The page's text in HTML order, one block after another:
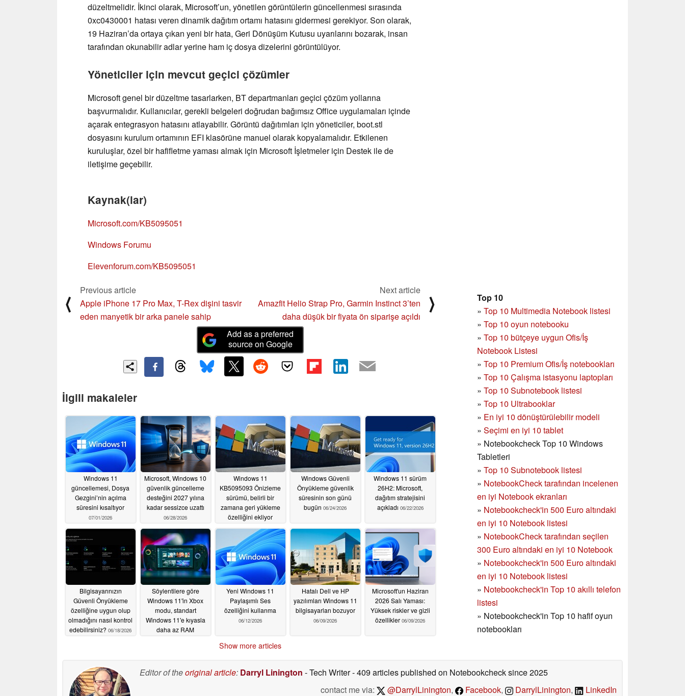
düzeltmelidir. İkinci olarak, Microsoft’un, yönetilen görüntülerin güncellenmesi sırasında
0xc0430001 hatası veren dinamik dağıtım ortamı hatasını gidermesi gerekiyor. Son olarak,
19 Haziran’da ortaya çıkan yeni bir hata, Geri Dönüşüm Kutusu uyarılarını bozarak, insan
tarafından okunabilir adlar yerine ham iç dosya dizelerini görüntülüyor.
Yöneticiler için mevcut geçici çözümler
Microsoft genel bir düzeltme tasarlarken, BT departmanları geçici çözüm yollarına
başvurmalıdır. Kullanıcılar, gerekli belgeleri doğrudan bağımsız Office uygulamaları içinde
açarak entegrasyon hatasını atlayabilir. Görüntü dağıtımları için yöneticiler, boot.stl
dosyasını kurulum ortamının EFI klasörüne manuel olarak kopyalamalıdır. Etkilenen
kuruluşlar, özel bir hafifletme yaması almak için Microsoft İşletmeler için Destek ile de
iletişime geçebilir.
Kaynak(lar)
Microsoft.com/KB5095051
Windows Forumu
Elevenforum.com/KB5095051
Top 10
» Top 10 Multimedia Notebook listesi
» Top 10 oyun notebooku
» Top 10 bütçeye uygun Ofis/İş
Notebook Listesi
» Top 10 Premium Ofis/İş notebookları
» Top 10 Çalışma istasyonu laptopları
» Top 10 Subnotebook listesi
» Top 10 Ultrabooklar
» En iyi 10 dönüştürülebilir modeli
» Seçimi en iyi 10 tablet
» Notebookcheck Top 10 Windows
Tabletleri
» Top 10 Subnotebook listesi
» NotebookCheck tarafından incelenen
en iyi Notebook ekranları
» Notebookcheck'in 500 Euro altındaki
en iyi 10 Notebook listesi
» NotebookCheck tarafından seçilen
300 Euro altındaki en iyi 10 Notebook
» Notebookcheck'in 500 Euro altındaki
en iyi 10 Notebook listesi
» Notebookcheck'in Top 10 akıllı telefon
listesi
» Notebookcheck'in Top 10 hafif oyun
notebookları
⟨
Previous article
Apple iPhone 17 Pro Max, T-Rex dişini tasvir
eden manyetik bir arka panele sahip
Next article
Amazfit Helio Strap Pro, Garmin Instinct 3’ten
daha düşük bir fiyata ön siparişe açıldı
⟩
Add as a preferred
source on Google
İlgili makaleler
Windows 11
güncellemesi, Dosya
Gezgini’nin açılma
süresini kısaltıyor
07/01/2026
Microsoft, Windows 10
güvenlik güncelleme
desteğini 2027 yılına
kadar sessizce uzattı
06/28/2026
Windows 11
KB5095093 Önizleme
sürümü, belirli bir
zamana geri yükleme
özelliğini ekliyor
06/26/2026
Windows Güvenli
Önyükleme güvenlik
süresinin son günü
bugün 06/24/2026
Windows 11 sürüm
26H2: Microsoft,
dağıtım stratejisini
açıkladı 06/22/2026
Bilgisayarınızın
Güvenli Önyükleme
özelliğine uygun olup
olmadığını nasıl kontrol
edebilirsiniz? 06/18/2026
Söylentilere göre
Windows 11'in Xbox
modu, standart
Windows 11'e kıyasla
daha az RAM
artış sağlamıyor
Yeni Windows 11
Paylaşımlı Ses
özelliğini kullanma
06/12/2026
Hatalı Dell ve HP
yazılımları Windows 11
bilgisayarları bozuyor
06/09/2026
Microsoft'un Haziran
2026 Salı Yaması:
Yüksek riskler ve gizli
özellikler 06/09/2026
Show more articles
Editor of theoriginal article: Darryl Linington - Tech Writer- 409 articles published on Notebookchecksince 2025
contact me via:
@DarrylLinington, Facebook, DarrylLinington, LinkedIn